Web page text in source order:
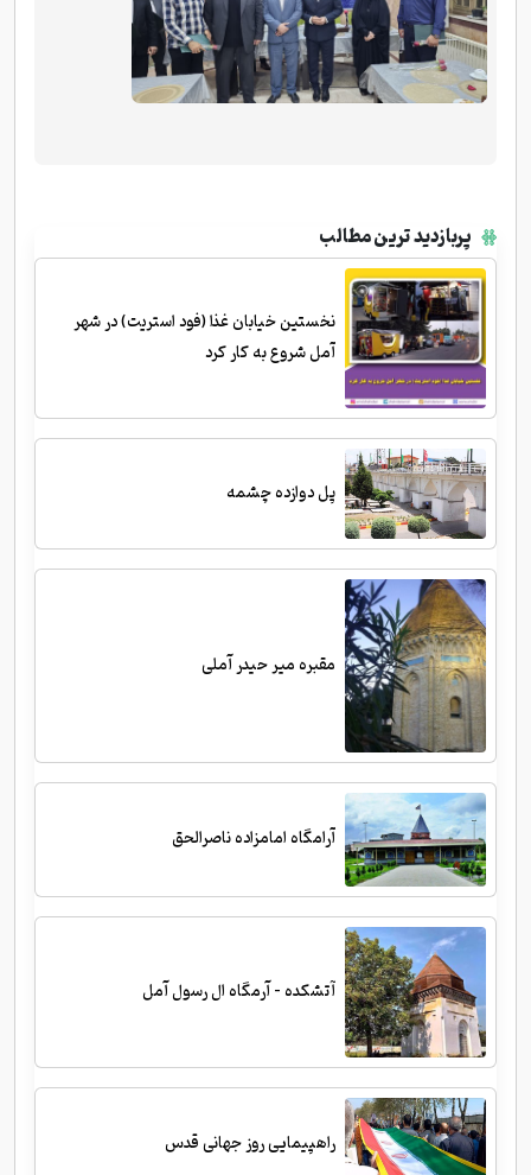
پربازدید ترین مطالب
نخستین خیابان غذا (فود استریت) در شهر
آمل شروع به کار کرد
پل دوازده چشمه
مقبره میر حیدر آملی
آرامگاه امامزاده ناصرالحق
آتشکده - آرمگاه ال رسول آمل
راهپیمایی روز جهانی قدس